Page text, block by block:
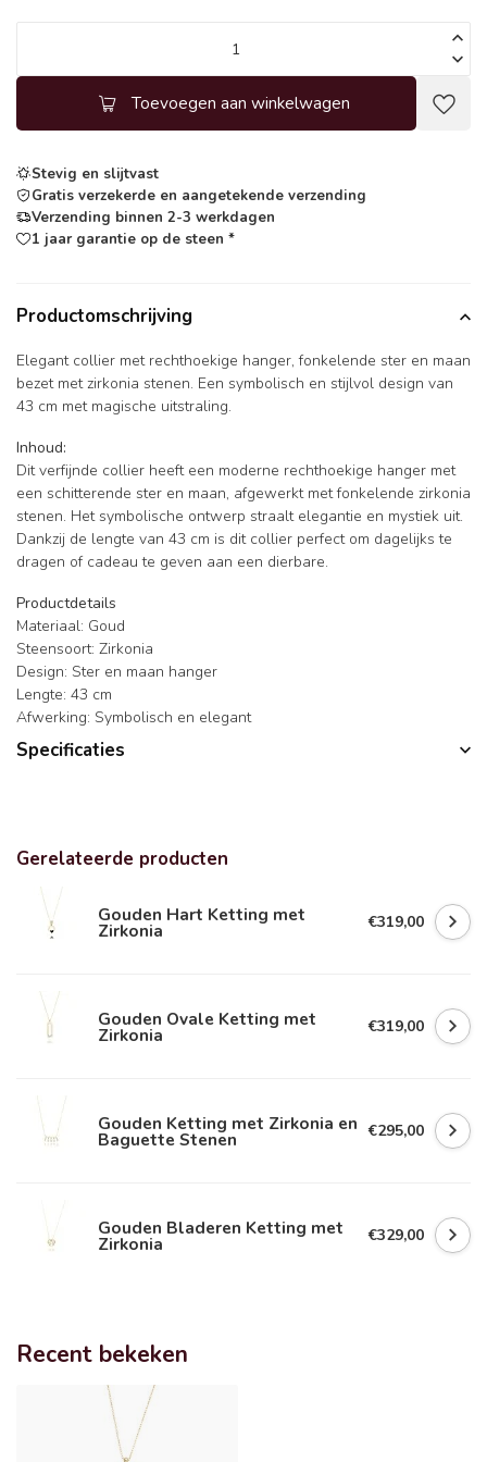
Toevoegen aan winkelwagen
Stevig en slijtvast
Gratis verzekerde en aangetekende verzending
Verzending binnen 2-3 werkdagen
1 jaar garantie op de steen *
Productomschrijving
Elegant collier met rechthoekige hanger, fonkelende ster en maan
bezet met zirkonia stenen. Een symbolisch en stijlvol design van
43 cm met magische uitstraling.
Inhoud:
Dit verfijnde collier heeft een moderne rechthoekige hanger met
een schitterende ster en maan, afgewerkt met fonkelende zirkonia
stenen. Het symbolische ontwerp straalt elegantie en mystiek uit.
Dankzij de lengte van 43 cm is dit collier perfect om dagelijks te
dragen of cadeau te geven aan een dierbare.
Productdetails
Materiaal: Goud
Steensoort: Zirkonia
Design: Ster en maan hanger
Lengte: 43 cm
Afwerking: Symbolisch en elegant
Specificaties
Gerelateerde producten
Gouden Hart Ketting met
Zirkonia €319,00
Gouden Ovale Ketting met
Zirkonia €319,00
Gouden Ketting met Zirkonia en
Baguette Stenen €295,00
Gouden Bladeren Ketting met
Zirkonia €329,00
Recent bekeken